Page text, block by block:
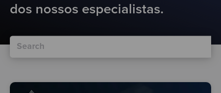
dos nossos especialistas.